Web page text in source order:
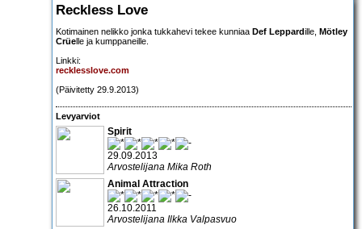
Reckless Love
Kotimainen nelikko jonka tukkahevi tekee kunniaa Def Leppardille, Mötley
Crüelle ja kumppaneille.
Linkki:
recklesslove.com
(Päivitetty 29.9.2013)
Levyarviot
Spirit
29.09.2013
Arvostelijana Mika Roth
Animal Attraction
26.10.2011
Arvostelijana Ilkka Valpasvuo